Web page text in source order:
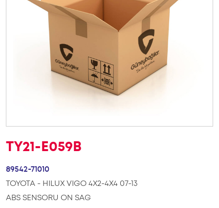
TY21-E059B
89542-71010
TOYOTA - HILUX VIGO 4X2-4X4 07-13
ABS SENSORU ON SAG